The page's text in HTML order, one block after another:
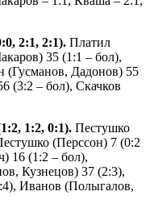
2:1, 2:1). Платил
35 (1:1 – бол),
(Гусманов, Дадонов) 55
(3:2 – бол), Скачков
1:2, 0:1). Пестушко
(Перссон) 7 (0:2
16 (1:2 – бол),
Кузнецов) 37 (2:3),
Иванов (Полыгалов,